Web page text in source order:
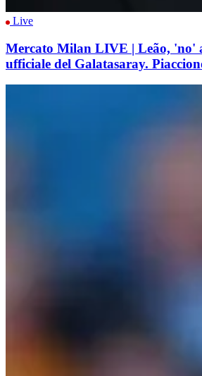
Live
Mercato Milan LIVE | Leão, 'no'
ufficiale del Galatasaray.